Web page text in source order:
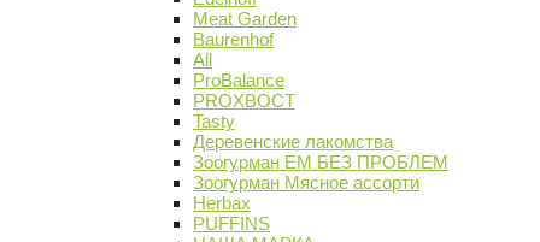
Meat Garden
Baurenhof
All
ProBalance
PROХВОСТ
Tasty
Деревенские лакомства
Зоогурман ЕМ БЕЗ ПРОБЛЕМ
Зоогурман Мясное ассорти
Herbax
PUFFINS